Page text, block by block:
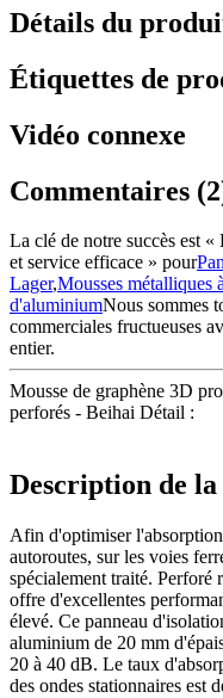
Détails du
Étiquettes de
Vidéo connexe
Commentaires
La clé de notre succès est
et service efficace » pour
Lager,Mousses métalliques
d'aluminiumNous sommes
commerciales fructueuses
entier.
Mousse de graphène 3D
perforés - Beihai Détail :
Description de
Afin d'optimiser
autoroutes, sur les voies
spécialement traité.
offre d'excellentes
élevé. Ce panneau
aluminium de 20 mm
20 à 40 dB. Le taux
des ondes stationnaires est